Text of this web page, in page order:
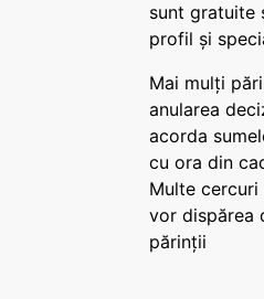
sunt gratuite
profil și
Mai mulți
anularea
acorda
cu ora din
Multe
vor dispărea
părinții